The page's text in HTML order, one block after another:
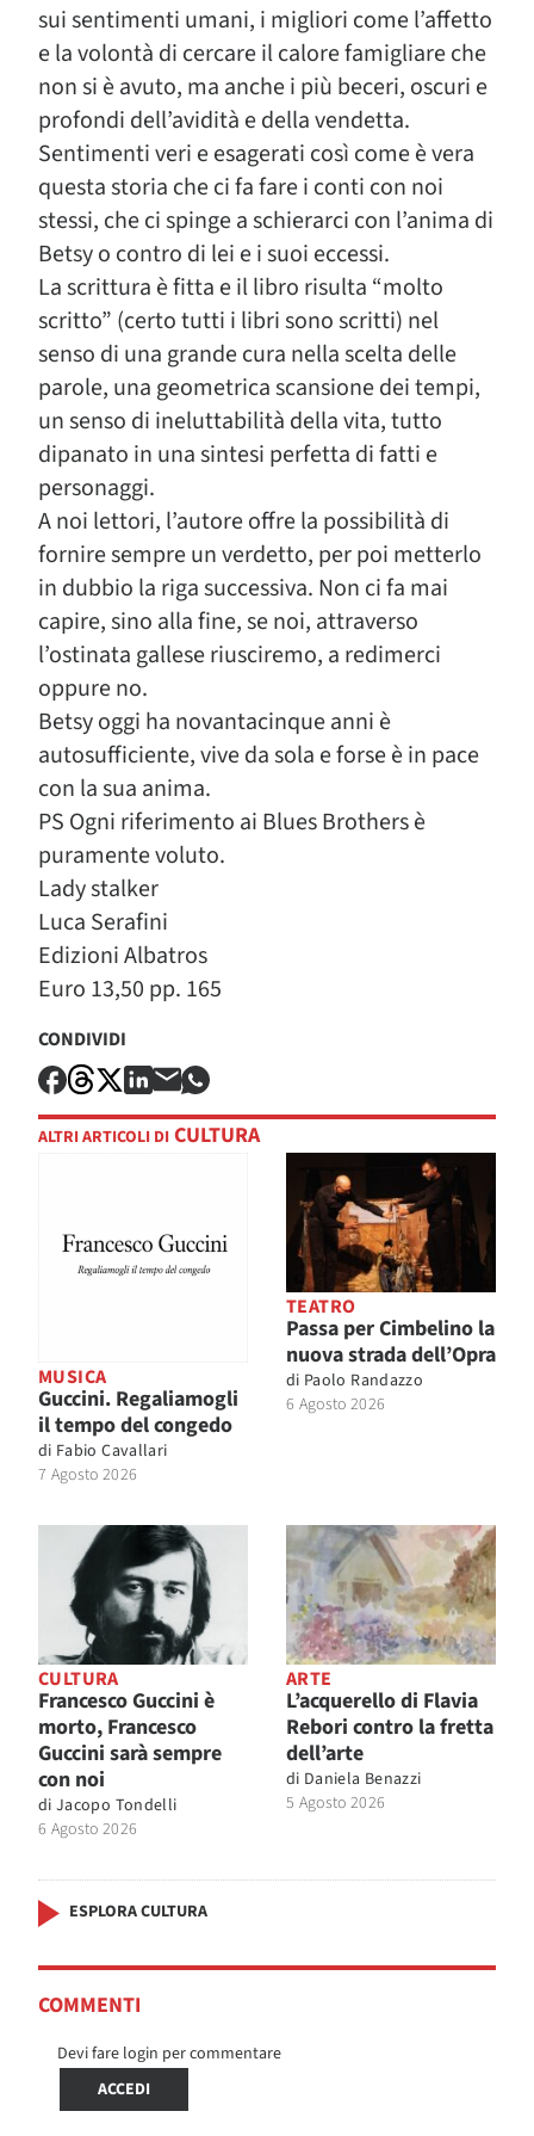
sui sentimenti umani, i migliori come l’affetto
e la volontà di cercare il calore famigliare che
non si è avuto, ma anche i più beceri, oscuri e
profondi dell’avidità e della vendetta.
Sentimenti veri e esagerati così come è vera
questa storia che ci fa fare i conti con noi
stessi, che ci spinge a schierarci con l’anima di
Betsy o contro di lei e i suoi eccessi.
La scrittura è fitta e il libro risulta “molto
scritto” (certo tutti i libri sono scritti) nel
senso di una grande cura nella scelta delle
parole, una geometrica scansione dei tempi,
un senso di ineluttabilità della vita, tutto
dipanato in una sintesi perfetta di fatti e
personaggi.
A noi lettori, l’autore offre la possibilità di
fornire sempre un verdetto, per poi metterlo
in dubbio la riga successiva. Non ci fa mai
capire, sino alla fine, se noi, attraverso
l’ostinata gallese riusciremo, a redimerci
oppure no.
Betsy oggi ha novantacinque anni è
autosufficiente, vive da sola e forse è in pace
con la sua anima.
PS Ogni riferimento ai Blues Brothers è
puramente voluto.
Lady stalker
Luca Serafini
Edizioni Albatros
Euro 13,50 pp. 165
CONDIVIDI
ALTRI ARTICOLI DI CULTURA
MUSICA
Guccini. Regaliamogli
il tempo del congedo
di Fabio Cavallari
7 Agosto 2026
TEATRO
Passa per Cimbelino la
nuova strada dell’Opra
di Paolo Randazzo
6 Agosto 2026
CULTURA
Francesco Guccini è
morto, Francesco
Guccini sarà sempre
con noi
di Jacopo Tondelli
6 Agosto 2026
ARTE
L’acquerello di Flavia
Rebori contro la fretta
dell’arte
di Daniela Benazzi
5 Agosto 2026
ESPLORA CULTURA
COMMENTI
Devi fare login per commentare
ACCEDI